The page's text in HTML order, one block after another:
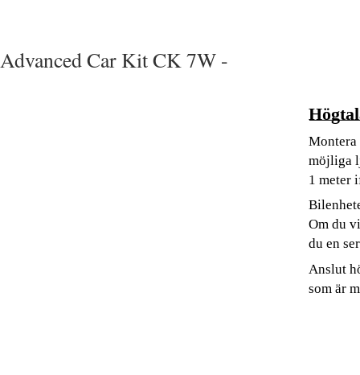
Advanced Car Kit CK 7W -
Montera
möjliga
1 meter
Om du
du en
Anslut
som är